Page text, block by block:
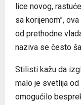
lice novog,
sa korijenom”,
od prethodne
naziva se često
Stilisti kažu da
malo je svetlija
omogućilo